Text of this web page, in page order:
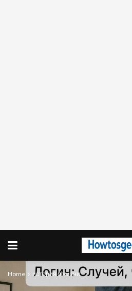
Home история о жизни